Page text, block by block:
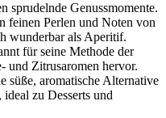
sprudelnde Genussmomente.
feinen Perlen und Noten von
wunderbar als Aperitif.
für seine Methode der
und Zitrusaromen hervor.
süße, aromatische Alternative
zu Desserts und